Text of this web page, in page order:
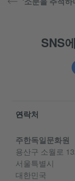
SNS
Service- und
연락처
주한독일문화원
용산구 소월로
서울특별시
대한민국